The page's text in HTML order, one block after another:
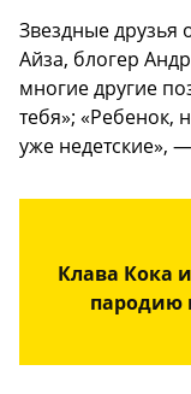
Звездные друзья
Айза, блогер
многие другие
тебя»; «Ребенок,
уже недетские»,
Клава Кока
пародию